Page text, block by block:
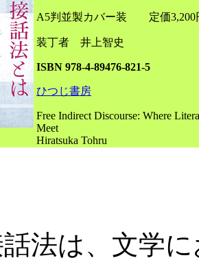
A5判並製カバー装 定価3,200
装丁者 井上智史
ISBN 978-4-89476-821-5
ひつじ書房
Free Indirect Discourse: Where
Meet
Hiratsuka Tohru
話法は、文学